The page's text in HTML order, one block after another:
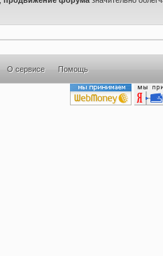
О сервисе Помощь